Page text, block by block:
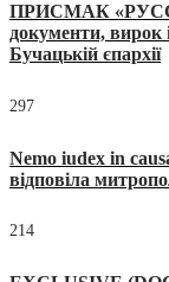
ПРИСМАК
документи, вирок
Бучацькій єпархії
297
Nemo iudex in
відповіла
214